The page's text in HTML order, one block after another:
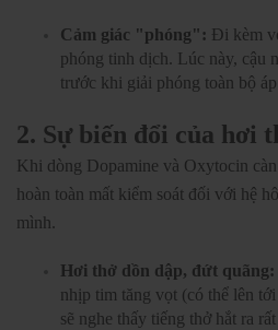
Cảm giác "phóng": Đi kèm
phóng tinh dịch. Lúc này, cậu
trước khi giải phóng toàn bộ
2. Sự biến đổi của hơi
Khi dòng Dopamine và Oxytocin
hoàn toàn mất kiểm soát đối với hệ
mình.
Hơi thở dồn dập, đứt quãng:
nhịp tim tăng vọt (có thể lên
sẽ nghe thấy tiếng thở hắt ra